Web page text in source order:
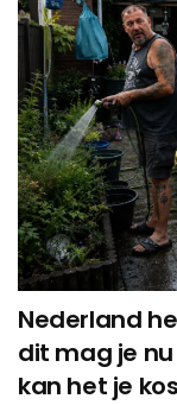
Nederland
dit mag je
kan het je